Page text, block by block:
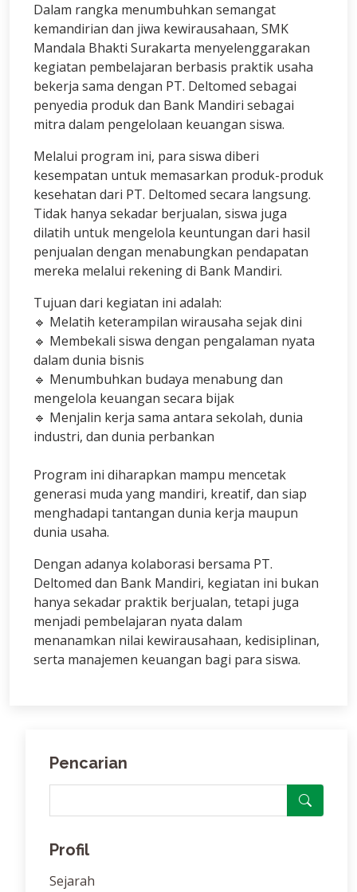
Dalam rangka menumbuhkan semangat
kemandirian dan jiwa kewirausahaan, SMK
Mandala Bhakti Surakarta menyelenggarakan
kegiatan pembelajaran berbasis praktik usaha
bekerja sama dengan PT. Deltomed sebagai
penyedia produk dan Bank Mandiri sebagai
mitra dalam pengelolaan keuangan siswa.
Melalui program ini, para siswa diberi
kesempatan untuk memasarkan produk-produk
kesehatan dari PT. Deltomed secara langsung.
Tidak hanya sekadar berjualan, siswa juga
dilatih untuk mengelola keuntungan dari hasil
penjualan dengan menabungkan pendapatan
mereka melalui rekening di Bank Mandiri.
Tujuan dari kegiatan ini adalah:
🔹 Melatih keterampilan wirausaha sejak dini
🔹 Membekali siswa dengan pengalaman nyata
dalam dunia bisnis
🔹 Menumbuhkan budaya menabung dan
mengelola keuangan secara bijak
🔹 Menjalin kerja sama antara sekolah, dunia
industri, dan dunia perbankan
Program ini diharapkan mampu mencetak
generasi muda yang mandiri, kreatif, dan siap
menghadapi tantangan dunia kerja maupun
dunia usaha.
Dengan adanya kolaborasi bersama PT.
Deltomed dan Bank Mandiri, kegiatan ini bukan
hanya sekadar praktik berjualan, tetapi juga
menjadi pembelajaran nyata dalam
menanamkan nilai kewirausahaan, kedisiplinan,
serta manajemen keuangan bagi para siswa.
Pencarian
Profil
Sejarah